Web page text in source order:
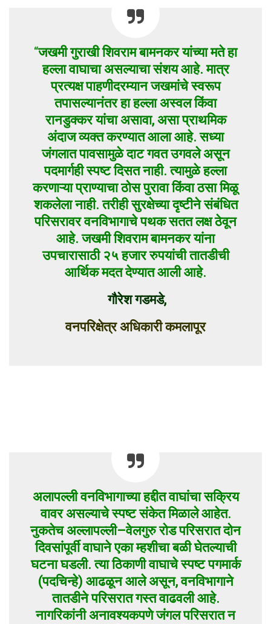
“जखमी गुराखी शिवराम बामनकर यांच्या मते हा
हल्ला वाघाचा असल्याचा संशय आहे. मात्र
प्रत्यक्ष पाहणीदरम्यान जखमांचे स्वरूप
तपासल्यानंतर हा हल्ला अस्वल किंवा
रानडुक्कर यांचा असावा, असा प्राथमिक
अंदाज व्यक्त करण्यात आला आहे. सध्या
जंगलात पावसामुळे दाट गवत उगवले असून
पदमार्गही स्पष्ट दिसत नाही. त्यामुळे हल्ला
करणाऱ्या प्राण्याचा ठोस पुरावा किंवा ठसा मिळू
शकलेला नाही. तरीही सुरक्षेच्या दृष्टीने संबंधित
परिसरावर वनविभागाचे पथक सतत लक्ष ठेवून
आहे. जखमी शिवराम बामनकर यांना
उपचारासाठी २५ हजार रुपयांची तातडीची
आर्थिक मदत देण्यात आली आहे.
गौरेश गडमडे,
वनपरिक्षेत्र अधिकारी कमलापूर
अलापल्ली वनविभागाच्या हद्दीत वाघांचा सक्रिय
वावर असल्याचे स्पष्ट संकेत मिळाले आहेत.
नुकतेच अल्लापल्ली–वेलगुरु रोड परिसरात दोन
दिवसांपूर्वी वाघाने एका म्हशीचा बळी घेतल्याची
घटना घडली. त्या ठिकाणी वाघाचे स्पष्ट पगमार्क
(पदचिन्हे) आढळून आले असून, वनविभागाने
तातडीने परिसरात गस्त वाढवली आहे.
नागरिकांनी अनावश्यकपणे जंगल परिसरात न